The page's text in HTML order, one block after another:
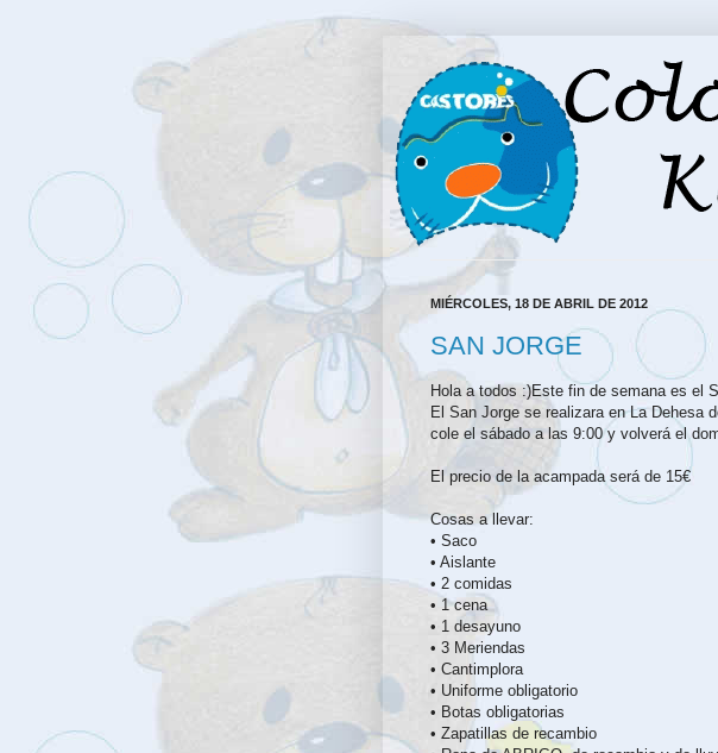
MIÉRCOLES, 18 DE ABRIL DE 2012
SAN JORGE
Hola a todos :)Este fin de semana es el
El San Jorge se realizara en La Dehesa
cole el sábado a las 9:00 y volverá el
El precio de la acampada será de 15€
Cosas a llevar:
• Saco
• Aislante
• 2 comidas
• 1 cena
• 1 desayuno
• 3 Meriendas
• Cantimplora
• Uniforme obligatorio
• Botas obligatorias
• Zapatillas de recambio